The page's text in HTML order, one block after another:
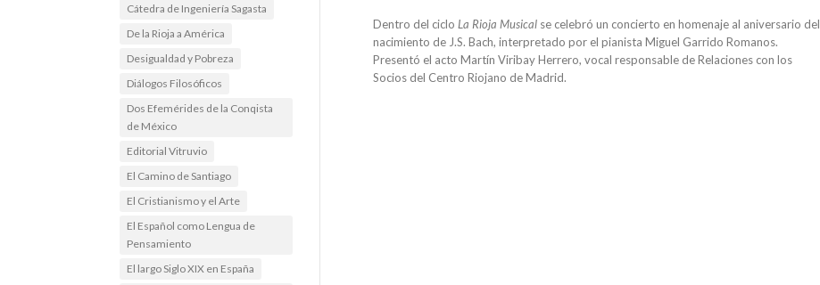
Cátedra de Ingeniería Sagasta
De la Rioja a América
Desigualdad y Pobreza
Diálogos Filosóficos
Dos Efemérides de la Conqista
de México
Editorial Vitruvio
El Camino de Santiago
El Cristianismo y el Arte
El Español como Lengua de
Pensamiento
El largo Siglo XIX en España
Dentro del ciclo La Rioja Musicalse celebró un concierto en homenaje al aniversario del
nacimiento de J.S. Bach, interpretado por el pianista Miguel Garrido Romanos.
Presentó el acto Martín Viribay Herrero, vocal responsable de Relaciones con los
Socios del Centro Riojano de Madrid.